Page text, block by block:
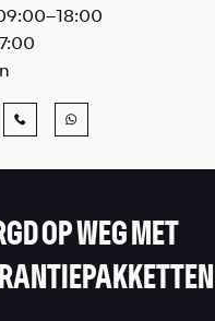
OP WEG MET